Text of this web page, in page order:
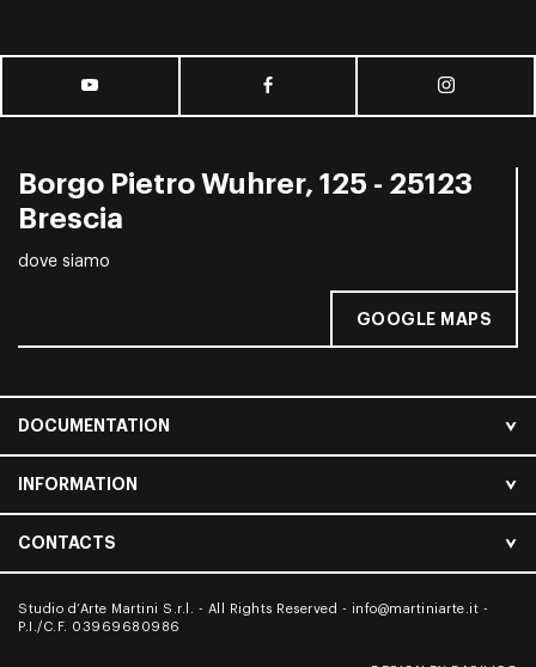
Borgo Pietro Wuhrer, 125 - 25123
Brescia
dove siamo
GOOGLE MAPS
DOCUMENTATION
INFORMATION
CONTACTS
Studio d’Arte Martini S.r.l. - All Rights Reserved - info@martiniarte.it -
P.I./C.F. 03969680986